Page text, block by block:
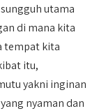
utama
di mana kita
tempat kita
itu,
yakni inginan
nyaman dan